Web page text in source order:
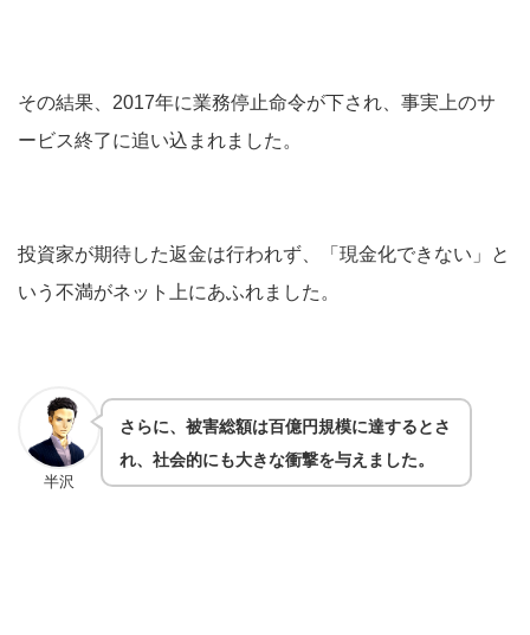
その結果、2017年に業務停止命令が下され、事実上のサ
ービス終了に追い込まれました。
投資家が期待した返金は行われず、「現金化できない」と
いう不満がネット上にあふれました。
半沢
さらに、被害総額は百億円規模に達するとさ
れ、社会的にも大きな衝撃を与えました。